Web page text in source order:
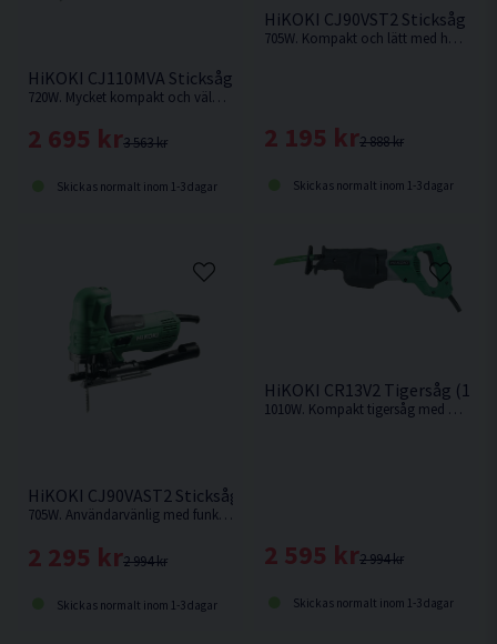
HiKOKI CJ110MVA Sticksåg (720W)
720W. Mycket kompakt och välbalanserad med stark motor och hög sågkapacitet.
3 563 kr
2 695 kr
Skickas normalt inom 1-3 dagar
HiKOKI CJ90VST2 Sticksåg
705W. Kompakt och lätt med hög användarvänlighet.
2 888 kr
2 195 kr
Skickas normalt inom 1-3 dagar
HiKOKI CJ90VAST2 Sticksåg (705W)
705W. Användarvänlig med funktionell design. Bekvämt, gummibelagt grepp.
2 994 kr
2 295 kr
Skickas normalt inom 1-3 dagar
HiKOKI CR13V2 Tigersåg
1010W. Kompakt tigersåg med hög sågkapacitet och steglöst variabelt varvtal.
2 994 kr
2 595 kr
Skickas normalt inom 1-3 dagar